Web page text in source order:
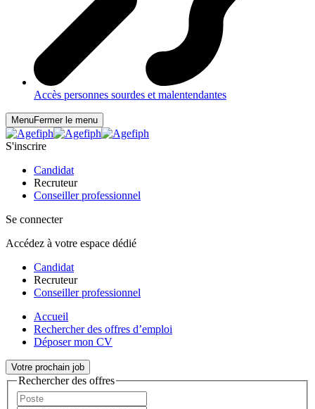
Accès personnes sourdes et malentendantes
MenuFermer le menu
S'inscrire
Candidat
Recruteur
Conseiller professionnel
Se connecter
Accédez à votre espace dédié
Candidat
Recruteur
Conseiller professionnel
Accueil
Rechercher des offres d’emploi
Déposer mon CV
Votre prochain job
Rechercher des offres